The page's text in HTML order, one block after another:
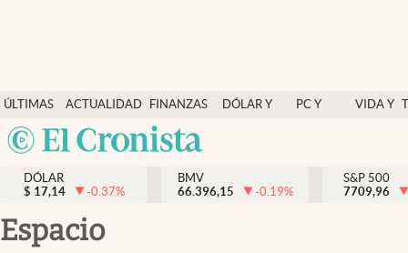
ÚLTIMAS
NOTICIAS
ACTUALIDAD
FINANZAS
Y
ECONOMÍA
DÓLAR Y
PC Y
VIDA Y
México
Actualidad
Finanzas y economía
Dólar y mercados
Opinión
DÓLAR
$ 17,14 -0.37%
BMV
66.396,15
-0.19%
S&P 500
7709,96
Espacio